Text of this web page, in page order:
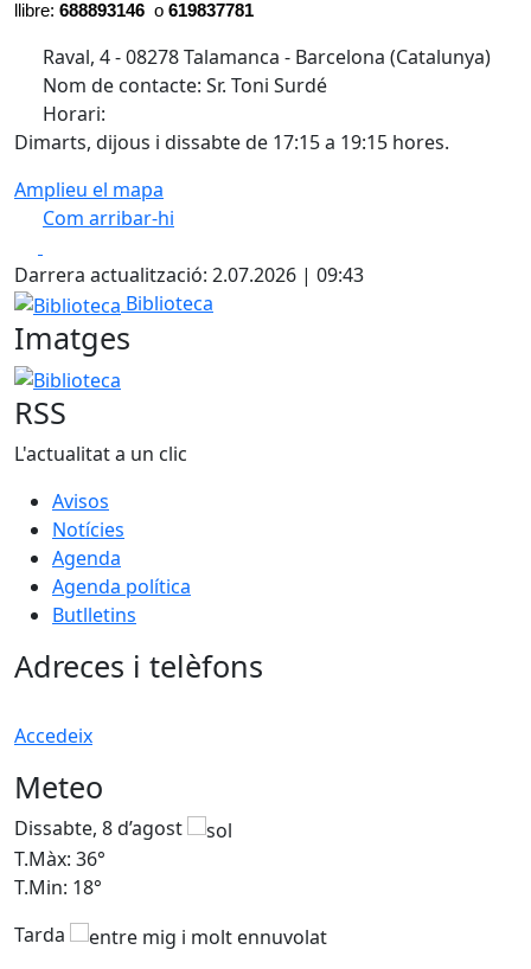
llibre: 688893146 o 619837781
Raval, 4 - 08278 Talamanca - Barcelona (Catalunya)
Nom de contacte: Sr. Toni Surdé
Horari:
Dimarts, dijous i dissabte de 17:15 a 19:15 hores.
Amplieu el mapa
Com arribar-hi
+
−
Darrera actualització: 2.07.2026 | 09:43
Biblioteca
Biblioteca
Imatges
Biblioteca
RSS
L'actualitat a un clic
Avisos
Notícies
Agenda
Agenda política
Butlletins
Adreces i telèfons
Accedeix
Meteo
Dissabte, 8 d’agost
T.Màx: 36°
T.Min: 18°
Tarda